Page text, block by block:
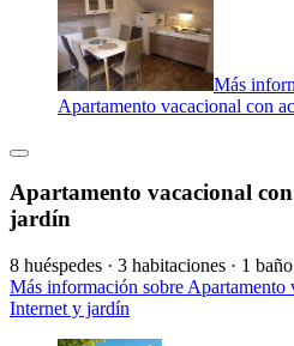
Más
Apartamento vacacional con
Apartamento vacacional
jardín
8 huéspedes · 3 habitaciones · 1 baño
Más información sobre Apartamento
Internet y jardín